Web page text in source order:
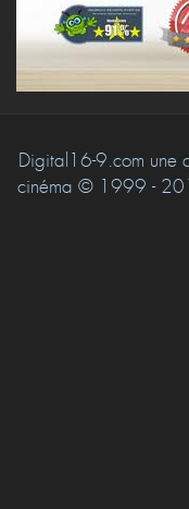
Digital16-9.com une
cinéma © 1999 -